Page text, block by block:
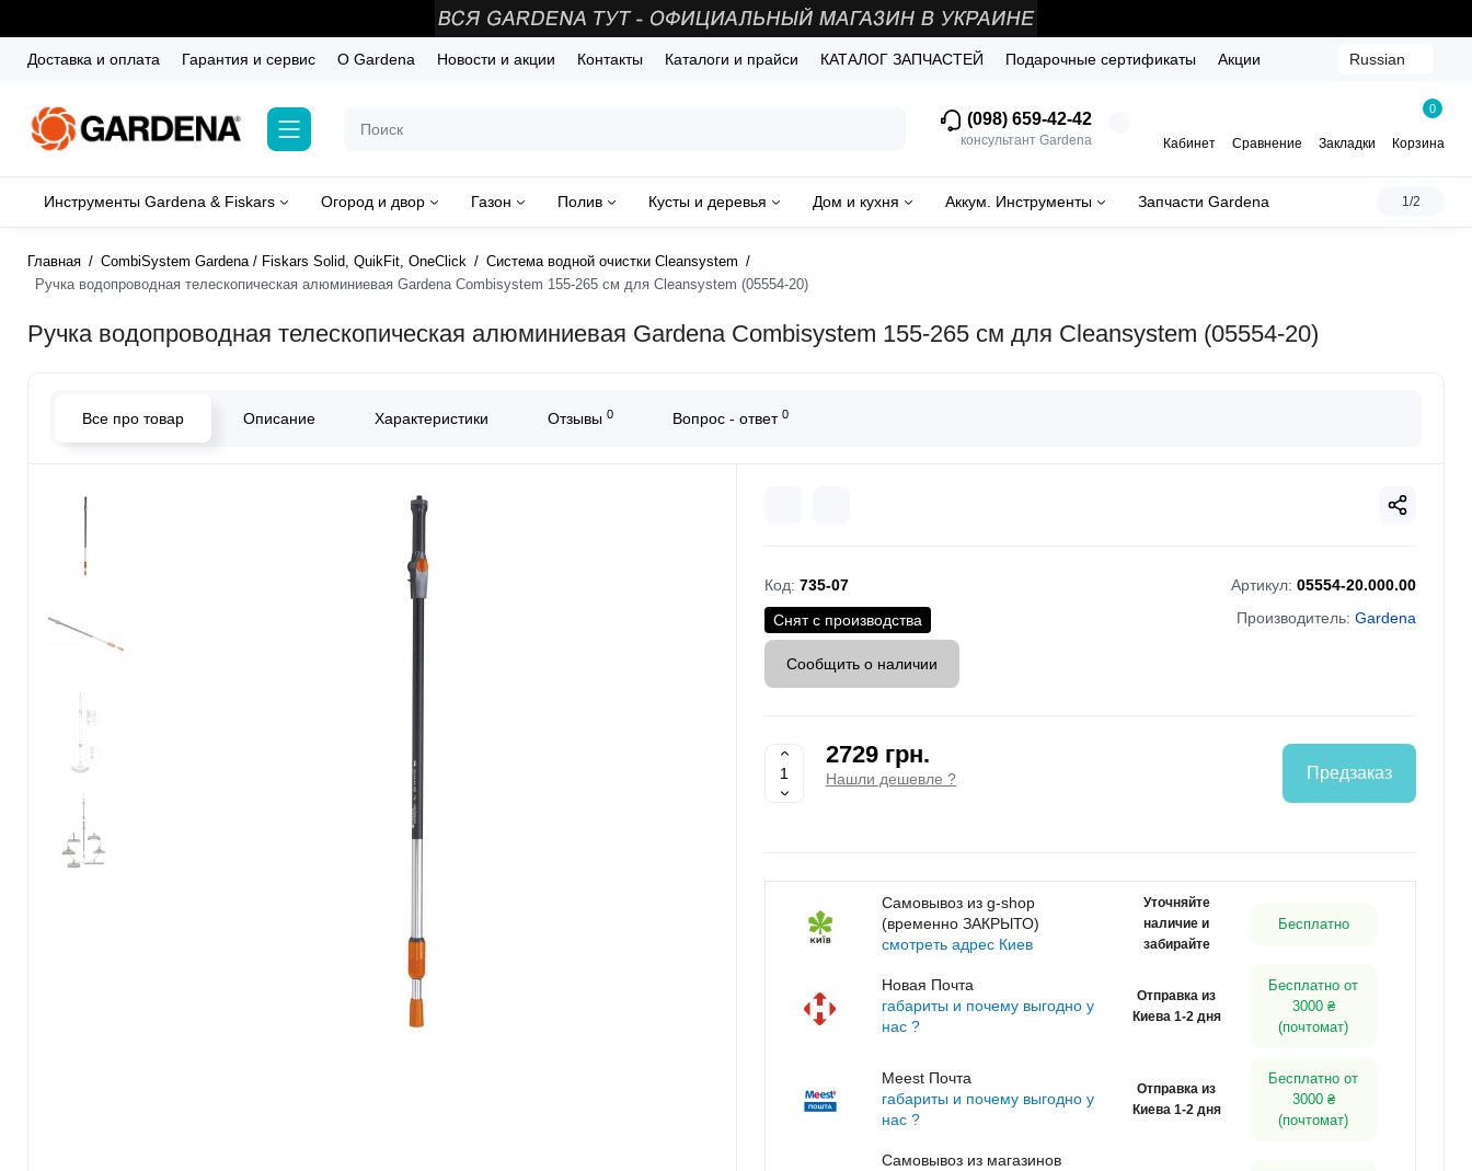
Доставка и оплата Гарантия и сервис О Gardena Новости и акции Контакты Каталоги и прайси КАТАЛОГ ЗАПЧАСТЕЙ Подарочные сертификаты Акции Russian
(098) 659-42-42
консультант Gardena Кабинет Сравнение Закладки
0
Корзина
Инструменты Gardena & Fiskars Огород и двор Газон Полив Кусты и деревья Дом и кухня Аккум. Инструменты Запчасти Gardena 1/2
Главная CombiSystem Gardena / Fiskars Solid, QuikFit, OneClick
Система водной очистки Cleansystem
Ручка водопроводная телескопическая алюминиевая Gardena Сombisystem 155-265 см для Cleansystem (05554-20)
Ручка водопроводная телескопическая алюминиевая Gardena Сombisystem 155-265 см для Cleansystem (05554-20)
Все про товар Описание Характеристики Отзывы 0 Вопрос - ответ 0
Код: 735-07 Артикул: 05554-20.000.00
Производитель: Gardena
Снят с производства
Сообщить о наличии
2729 грн.
Нашли дешевле ? Предзаказ
Самовывоз из g-shop
(временно ЗАКРЫТО)
смотреть адрес Киев
Уточняйте
наличие и
забирайте
Бесплатно
Новая Почта
габариты и почему выгодно у
нас ?
Отправка из
Киева 1-2 дня
Бесплатно от
3000 ₴
(почтомат)
Meest Почта
габариты и почему выгодно у
нас ?
Отправка из
Киева 1-2 дня
Бесплатно от
3000 ₴
(почтомат)
Самовывоз из магазинов